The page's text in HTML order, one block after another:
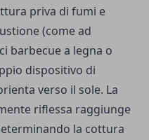
priva di fumi e
(come ad
barbecue a legna o
dispositivo di
verso il sole. La
riflessa raggiunge
la cottura